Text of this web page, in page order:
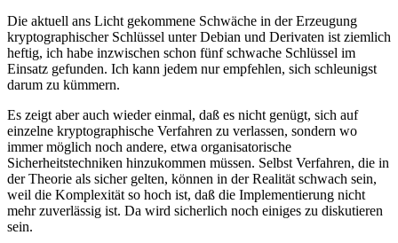
Die aktuell ans Licht gekommene Schwäche in der Erzeugung
kryptographischer Schlüssel unter Debian und Derivaten ist ziemlich
heftig, ich habe inzwischen schon fünf schwache Schlüssel im
Einsatz gefunden. Ich kann jedem nur empfehlen, sich schleunigst
darum zu kümmern.
Es zeigt aber auch wieder einmal, daß es nicht genügt, sich auf
einzelne kryptographische Verfahren zu verlassen, sondern wo
immer möglich noch andere, etwa organisatorische
Sicherheitstechniken hinzukommen müssen. Selbst Verfahren, die in
der Theorie als sicher gelten, können in der Realität schwach sein,
weil die Komplexität so hoch ist, daß die Implementierung nicht
mehr zuverlässig ist. Da wird sicherlich noch einiges zu diskutieren
sein.